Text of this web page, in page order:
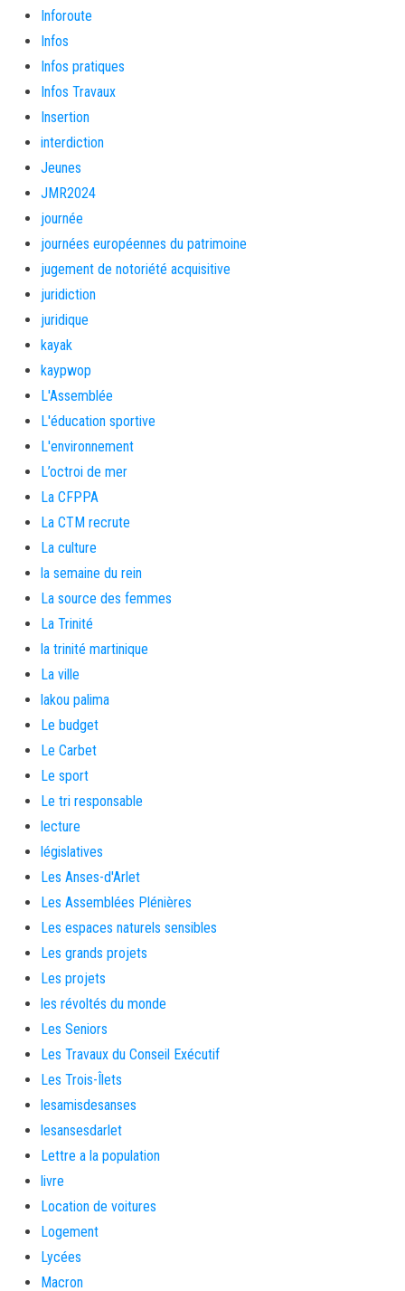
Inforoute
Infos
Infos pratiques
Infos Travaux
Insertion
interdiction
Jeunes
JMR2024
journée
journées européennes du patrimoine
jugement de notoriété acquisitive
juridiction
juridique
kayak
kaypwop
L'Assemblée
L'éducation sportive
L'environnement
L’octroi de mer
La CFPPA
La CTM recrute
La culture
la semaine du rein
La source des femmes
La Trinité
la trinité martinique
La ville
lakou palima
Le budget
Le Carbet
Le sport
Le tri responsable
lecture
législatives
Les Anses-d'Arlet
Les Assemblées Plénières
Les espaces naturels sensibles
Les grands projets
Les projets
les révoltés du monde
Les Seniors
Les Travaux du Conseil Exécutif
Les Trois-Îlets
lesamisdesanses
lesansesdarlet
Lettre a la population
livre
Location de voitures
Logement
Lycées
Macron